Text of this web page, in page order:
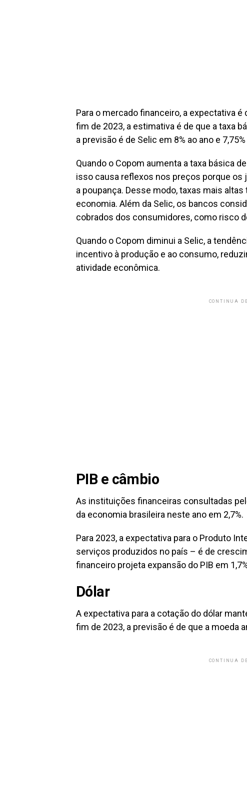
Para o mercado financeiro, a expectativa
fim de 2023, a estimativa é de que a taxa
a previsão é de Selic em 8% ao ano e
Quando o Copom aumenta a taxa básica
isso causa reflexos nos preços porque
a poupança. Desse modo, taxas mais
economia. Além da Selic, os bancos
cobrados dos consumidores, como risco
Quando o Copom diminui a Selic, a
incentivo à produção e ao consumo,
atividade econômica.
CONTINUA
PIB e câmbio
As instituições financeiras consultadas
da economia brasileira neste ano em 2,7%.
Para 2023, a expectativa para o Produto
serviços produzidos no país – é de
financeiro projeta expansão do PIB em
Dólar
A expectativa para a cotação do dólar
fim de 2023, a previsão é de que a moeda
CONTINUA